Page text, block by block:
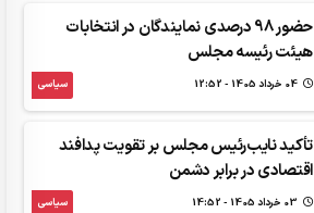
حضور 98 درصدی نمایندگان در انتخابات
هیئت رئیسه مجلس
سیاسی
تأکید نایب‌رئیس مجلس بر تقویت پدافند
اقتصادی در برابر دشمن
سیاسی